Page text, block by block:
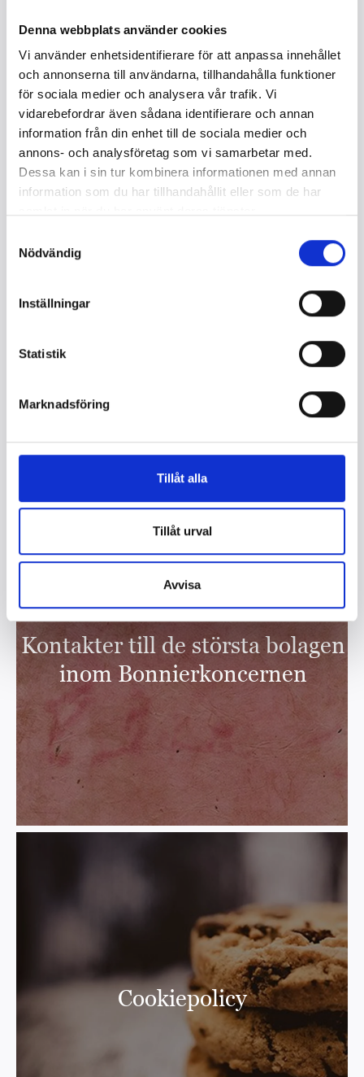
Denna webbplats använder cookies
Vi använder enhetsidentifierare för att anpassa innehållet
och annonserna till användarna, tillhandahålla funktioner
för sociala medier och analysera vår trafik. Vi
vidarebefordrar även sådana identifierare och annan
information från din enhet till de sociala medier och
annons- och analysföretag som vi samarbetar med.
Dessa kan i sin tur kombinera informationen med annan
information som du har tillhandahållit eller som de har
Nödvändig
Inställningar
Statistik
Marknadsföring
Tillåt alla
Tillåt urval
Avvisa
Kontakter till de största bolagen
inom Bonnierkoncernen
Cookiepolicy